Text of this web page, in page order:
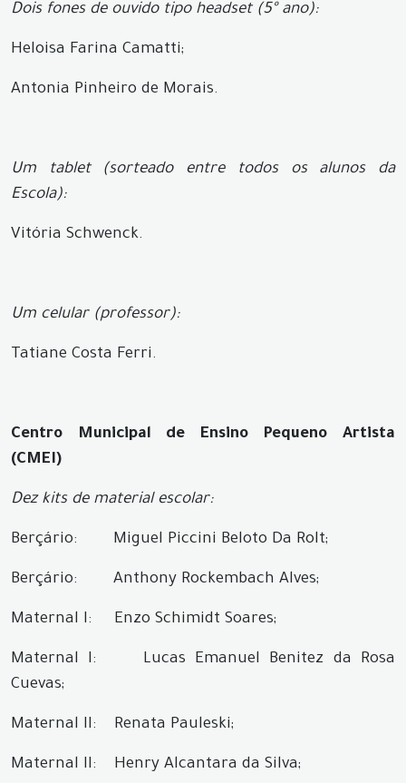
Dois fones de ouvido tipo headset (5º ano):
Heloisa Farina Camatti;
Antonia Pinheiro de Morais.
Um tablet (sorteado entre todos os alunos da
Escola):
Vitória Schwenck.
Um celular (professor):
Tatiane Costa Ferri.
Centro Municipal de Ensino Pequeno Artista
(CMEI)
Dez kits de material escolar:
Berçário: Miguel Piccini Beloto Da Rolt;
Berçário: Anthony Rockembach Alves;
Maternal I: Enzo Schimidt Soares;
Maternal I: Lucas Emanuel Benitez da Rosa
Cuevas;
Maternal II: Renata Pauleski;
Maternal II: Henry Alcantara da Silva;